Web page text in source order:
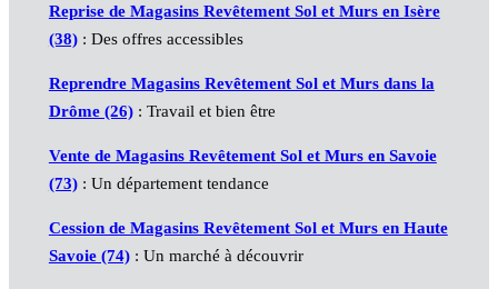
Reprise de Magasins Revêtement Sol et Murs en Isère
(38): Des offres accessibles
Reprendre Magasins Revêtement Sol et Murs dans la
Drôme (26): Travail et bien être
Vente de Magasins Revêtement Sol et Murs en Savoie
(73): Un département tendance
Cession de Magasins Revêtement Sol et Murs en Haute
Savoie (74): Un marché à découvrir